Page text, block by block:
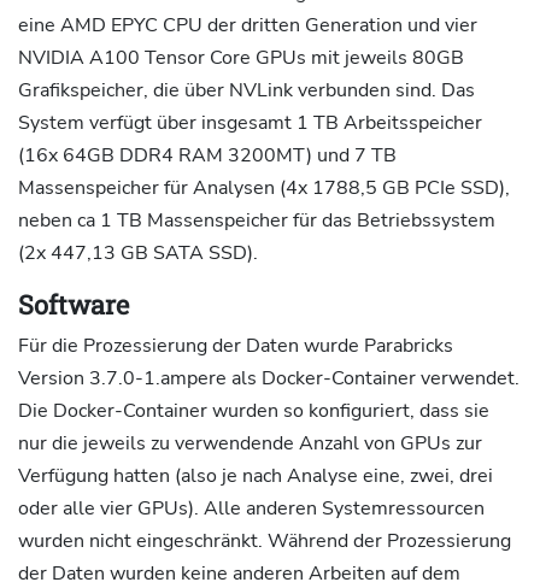
eine AMD EPYC CPU der dritten Generation und vier
NVIDIA A100 Tensor Core GPUs mit jeweils 80GB
Grafikspeicher, die über NVLink verbunden sind. Das
System verfügt über insgesamt 1 TB Arbeitsspeicher
(16x 64GB DDR4 RAM 3200MT) und 7 TB
Massenspeicher für Analysen (4x 1788,5 GB PCIe SSD),
neben ca 1 TB Massenspeicher für das Betriebssystem
(2x 447,13 GB SATA SSD).
Software
Für die Prozessierung der Daten wurde Parabricks
Version 3.7.0-1.ampere als Docker-Container verwendet.
Die Docker-Container wurden so konfiguriert, dass sie
nur die jeweils zu verwendende Anzahl von GPUs zur
Verfügung hatten (also je nach Analyse eine, zwei, drei
oder alle vier GPUs). Alle anderen Systemressourcen
wurden nicht eingeschränkt. Während der Prozessierung
der Daten wurden keine anderen Arbeiten auf dem